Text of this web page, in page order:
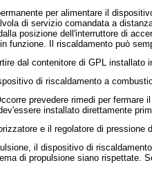
per alimentare il
di servizio comandata a
posizione dell'interruttore di
funzione. Il riscaldamento può
dal contenitore di GPL
di riscaldamento a
prevedere rimedi per
installato direttamente
e il regolatore di
il dispositivo di
di propulsione siano rispettate.